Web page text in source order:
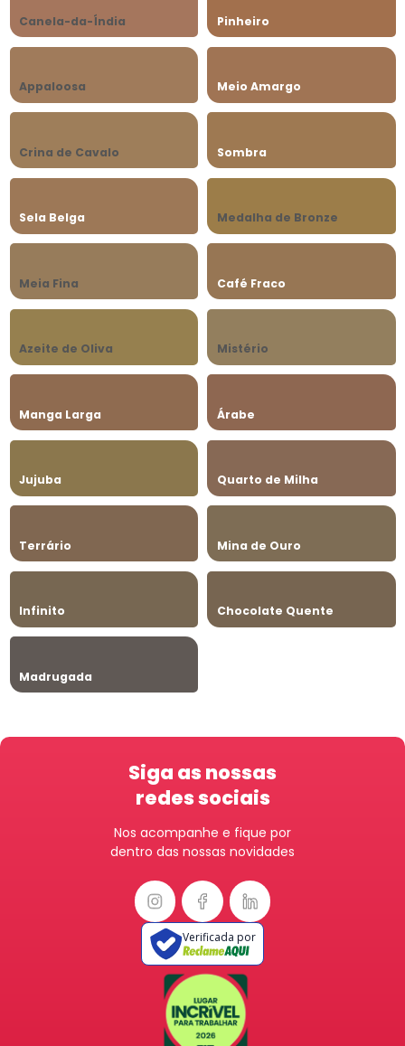
Canela-da-Índia Pinheiro
Appaloosa Meio Amargo
Crina de Cavalo Sombra
Sela Belga Medalha de Bronze
Meia Fina Café Fraco
Azeite de Oliva Mistério
Manga Larga Árabe
Jujuba Quarto de Milha
Terrário Mina de Ouro
Infinito Chocolate Quente
Madrugada
Siga as nossas
redes sociais
Nos acompanhe e fique por
dentro das nossas novidades
Verificada por